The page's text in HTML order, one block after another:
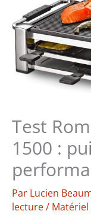
Test
1500 :
Par Lucien
lecture/